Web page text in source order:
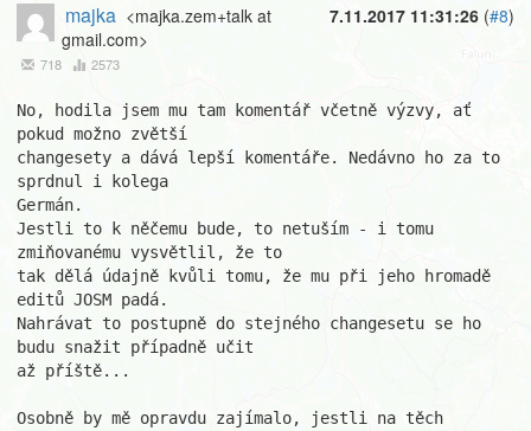
7.11.2017 11:31:26 (#8)
majka <majka.zem+talk at
gmail.com>
718 2573
No, hodila jsem mu tam komentář včetně výzvy, ať
pokud možno zvětší
changesety a dává lepší komentáře. Nedávno ho za to
sprdnul i kolega
Germán.
Jestli to k něčemu bude, to netuším - i tomu
zmiňovanému vysvětlil, že to
tak dělá údajně kvůli tomu, že mu při jeho hromadě
editů JOSM padá.
Nahrávat to postupně do stejného changesetu se ho
budu snažit případně učit
až příště...
Osobně by mě opravdu zajímalo, jestli na těch